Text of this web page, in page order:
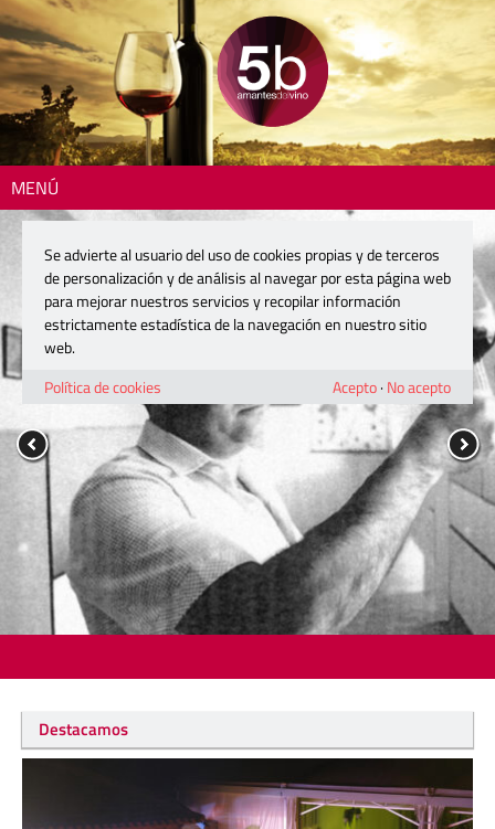
MENÚ
Destacamos
Se advierte al usuario del uso de cookies propias y de terceros
de personalización y de análisis al navegar por esta página web
para mejorar nuestros servicios y recopilar información
estrictamente estadística de la navegación en nuestro sitio
web.
Política de cookies
Acepto· No acepto